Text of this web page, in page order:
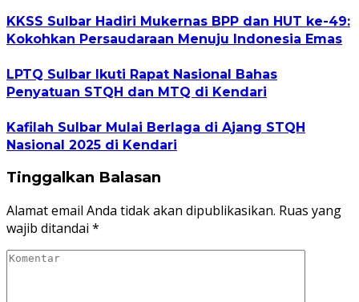
KKSS Sulbar Hadiri Mukernas BPP dan HUT ke-49:
Kokohkan Persaudaraan Menuju Indonesia Emas
LPTQ Sulbar Ikuti Rapat Nasional Bahas
Penyatuan STQH dan MTQ di Kendari
Kafilah Sulbar Mulai Berlaga di Ajang STQH
Nasional 2025 di Kendari
Tinggalkan Balasan
Alamat email Anda tidak akan dipublikasikan. Ruas yang
wajib ditandai *